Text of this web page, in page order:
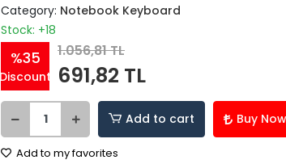
Category: Notebook Keyboard
Stock: +18
%35
Discount
1.056,81 TL
691,82 TL
Add to cart Buy Now
Add to my favorites